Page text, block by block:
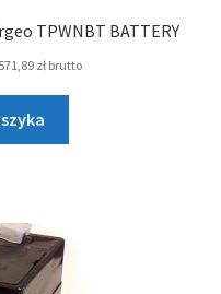
TPWNBT BATTERY
złbrutto